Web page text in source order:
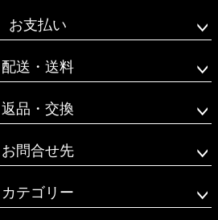
ップ
お支払い
配送・送料
返品・交換
お問合せ先
カテゴリー